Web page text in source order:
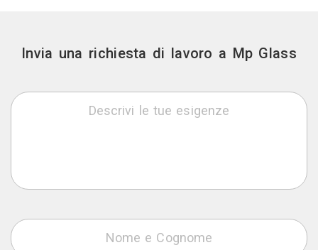
Invia una richiesta di lavoro a Mp Glass